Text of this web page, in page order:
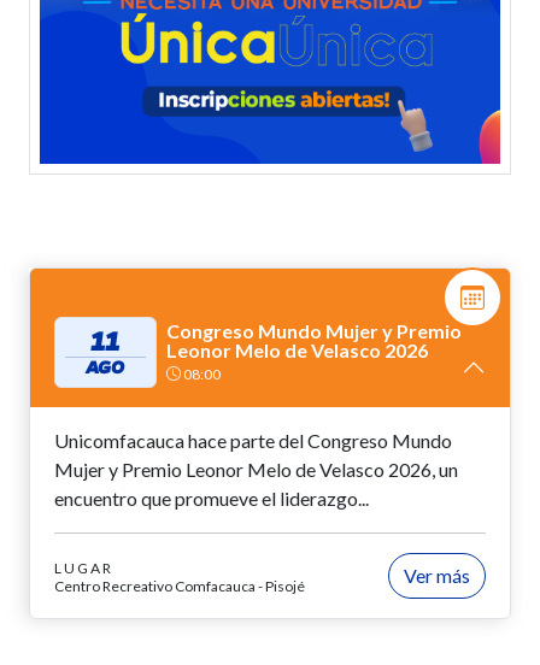
11
AGO
Congreso Mundo Mujer y Premio
Leonor Melo de Velasco 2026
08:00
Unicomfacauca hace parte del Congreso Mundo
Mujer y Premio Leonor Melo de Velasco 2026, un
encuentro que promueve el liderazgo...
LUGAR
Centro Recreativo Comfacauca - Pisojé
Ver más